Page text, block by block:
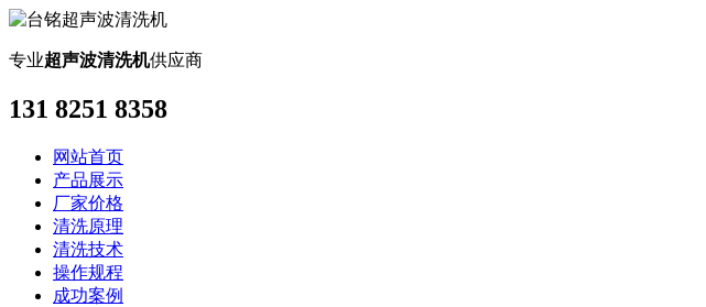
专业超声波清洗机供应商
131 8251 8358
网站首页
产品展示
厂家价格
清洗原理
清洗技术
操作规程
成功案例